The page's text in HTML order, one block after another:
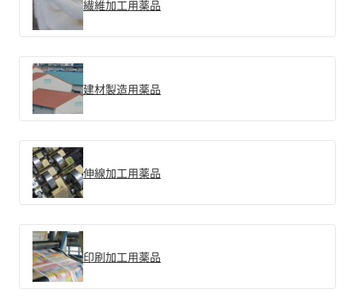
繊維加工用薬品
建材製造用薬品
伸線加工用薬品
印刷加工用薬品